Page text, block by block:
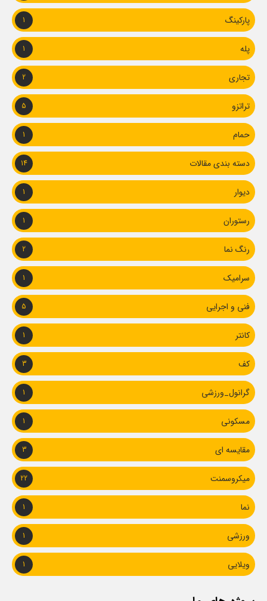
پارکینگ 1
پله 1
تجاری 2
تراتزو 5
حمام 1
دسته بندی مقالات 14
دیوار 1
رستوران 1
رنگ نما 2
سرامیک 1
فنی و اجرایی 5
کانتر 1
کف 3
گرانول_ورزشی 1
مسکونی 1
مقایسه ای 3
میکروسمنت 22
نما 1
ورزشی 1
ویلایی 1